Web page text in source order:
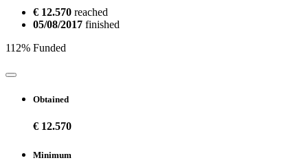
€ 12.570 reached
05/08/2017 finished
112% Funded
Obtained
€ 12.570
Minimum